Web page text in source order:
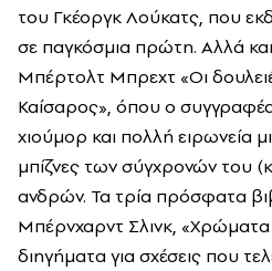
του Γκέοργκ Λούκατς, που
σε παγκόσμια πρώτη. Αλλά
Μπέρτολτ Μπρεχτ «Οι
Καίσαρος», όπου ο
χιούμορ και πολλή ειρωνεία
μπίζνες των σύγχρονών του
ανδρών. Τα τρία πρόσφατα
Μπέρνχαρντ Σλινκ, «Χρώματα
διηγήματα για σχέσεις που